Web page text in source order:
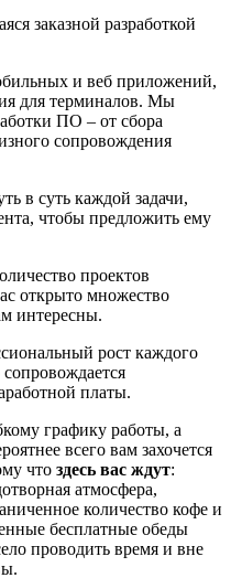
заказной разработкой
и веб приложений,
для терминалов. Мы
ПО – от сбора
сопровождения
в суть каждой задачи,
чтобы предложить ему
проектов
открыто множество
интересны.
рост каждого
платы.
графику работы, а
всего вам захочется
что здесь вас ждут:
атмосфера,
количество кофе и
бесплатные обеды
проводить время и вне